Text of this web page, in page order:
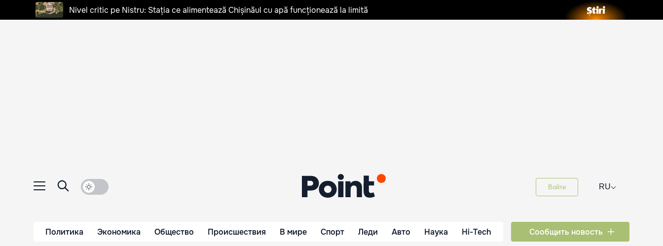
Nivel critic pe Nistru: Stația ce alimentează Chișinăul cu apă funcționează la limită
Войти RU⌵
Политика Экономика Общество Происшествия В мире Спорт Леди Авто Наука Hi-Tech Сообщить новость